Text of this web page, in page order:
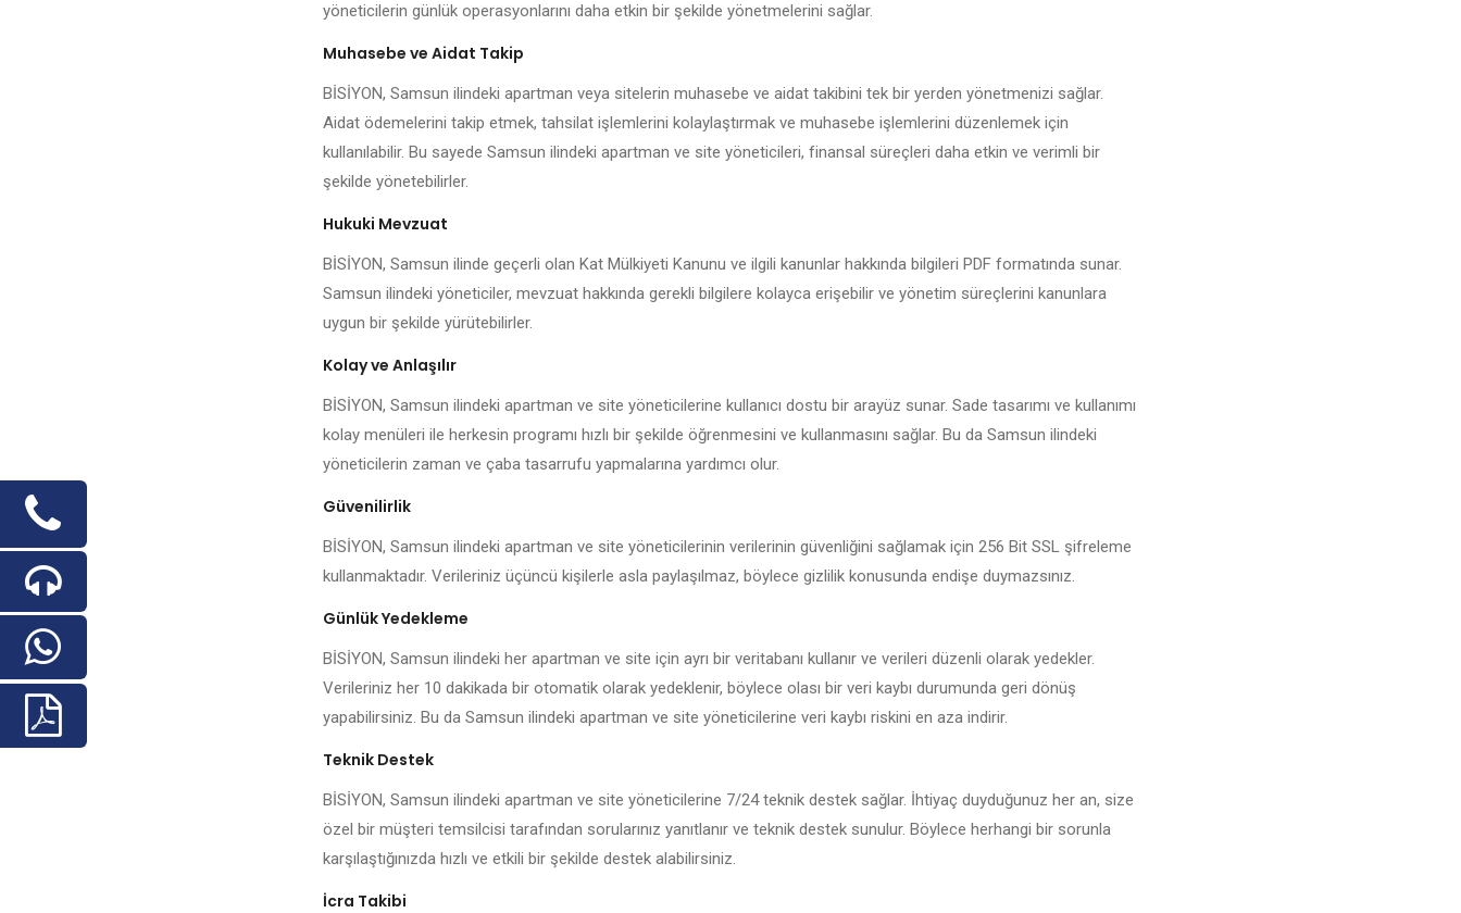
yöneticilerin günlük operasyonlarını daha etkin bir şekilde yönetmelerini sağlar.
Muhasebe ve Aidat Takip
BİSİYON, Samsun ilindeki apartman veya sitelerin muhasebe ve aidat takibini tek bir yerden yönetmenizi sağlar.
Aidat ödemelerini takip etmek, tahsilat işlemlerini kolaylaştırmak ve muhasebe işlemlerini düzenlemek için
kullanılabilir. Bu sayede Samsun ilindeki apartman ve site yöneticileri, finansal süreçleri daha etkin ve verimli bir
şekilde yönetebilirler.
Hukuki Mevzuat
BİSİYON, Samsun ilinde geçerli olan Kat Mülkiyeti Kanunu ve ilgili kanunlar hakkında bilgileri PDF formatında sunar.
Samsun ilindeki yöneticiler, mevzuat hakkında gerekli bilgilere kolayca erişebilir ve yönetim süreçlerini kanunlara
uygun bir şekilde yürütebilirler.
Kolay ve Anlaşılır
BİSİYON, Samsun ilindeki apartman ve site yöneticilerine kullanıcı dostu bir arayüz sunar. Sade tasarımı ve kullanımı
kolay menüleri ile herkesin programı hızlı bir şekilde öğrenmesini ve kullanmasını sağlar. Bu da Samsun ilindeki
yöneticilerin zaman ve çaba tasarrufu yapmalarına yardımcı olur.
Güvenilirlik
BİSİYON, Samsun ilindeki apartman ve site yöneticilerinin verilerinin güvenliğini sağlamak için 256 Bit SSL şifreleme
kullanmaktadır. Verileriniz üçüncü kişilerle asla paylaşılmaz, böylece gizlilik konusunda endişe duymazsınız.
Günlük Yedekleme
BİSİYON, Samsun ilindeki her apartman ve site için ayrı bir veritabanı kullanır ve verileri düzenli olarak yedekler.
Verileriniz her 10 dakikada bir otomatik olarak yedeklenir, böylece olası bir veri kaybı durumunda geri dönüş
yapabilirsiniz. Bu da Samsun ilindeki apartman ve site yöneticilerine veri kaybı riskini en aza indirir.
Teknik Destek
BİSİYON, Samsun ilindeki apartman ve site yöneticilerine 7/24 teknik destek sağlar. İhtiyaç duyduğunuz her an, size
özel bir müşteri temsilcisi tarafından sorularınız yanıtlanır ve teknik destek sunulur. Böylece herhangi bir sorunla
karşılaştığınızda hızlı ve etkili bir şekilde destek alabilirsiniz.
İcra Takibi